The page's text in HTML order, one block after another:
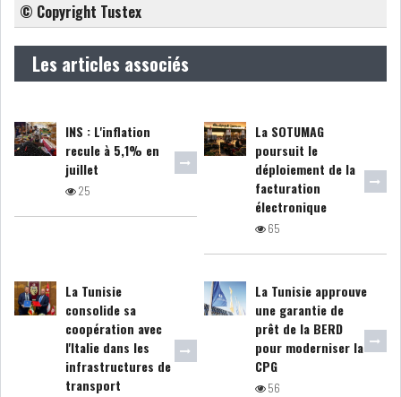
ANALYSE QUOTIDIENNE
ANALYSE HEBDOMADAIRE
ZOOM ENTREPRISE
ARCHIVES DES COURS
HISTORIQUE ANALYSES HEBDOMADAIRES
SICAV
© Copyright Tustex
Les articles associés
INS : L'inflation
recule à 5,1% en
juillet
25
La SOTUMAG
poursuit le
déploiement de la
facturation
électronique
65
La Tunisie
consolide sa
coopération avec
l'Italie dans les
infrastructures de
transport
La Tunisie approuve
une garantie de
prêt de la BERD
pour moderniser la
CPG
56